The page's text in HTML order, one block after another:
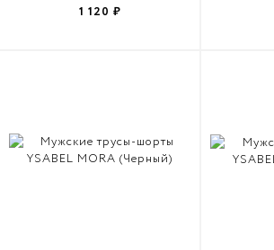
1 120 ₽